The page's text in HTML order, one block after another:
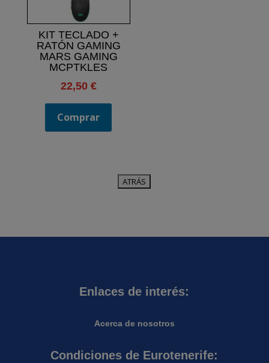
KIT TECLADO +
RATÓN GAMING
MARS GAMING
MCPTKLES
22,50 €
Comprar
Enlaces de interés:
Acerca de nosotros
Condiciones de Eurotenerife: